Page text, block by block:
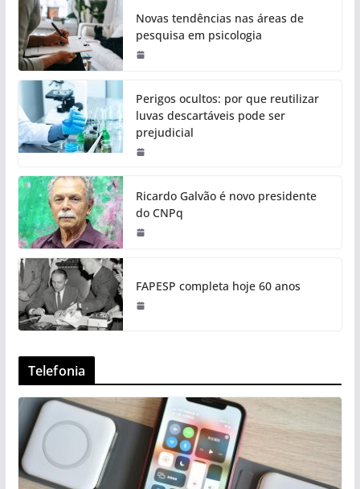
Novas tendências nas áreas de
pesquisa em psicologia
Perigos ocultos: por que reutilizar
luvas descartáveis pode ser
prejudicial
Ricardo Galvão é novo presidente
do CNPq
FAPESP completa hoje 60 anos
Telefonia